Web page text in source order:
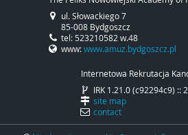
ul. Słowackiego 7
85-008 Bydgoszcz
tel: 523210582 w.48
www:www.amuz.bydgoszcz.pl
Internetowa Rekrutacja
IRK 1.21.0 (c92294c9) ::
site map
contact